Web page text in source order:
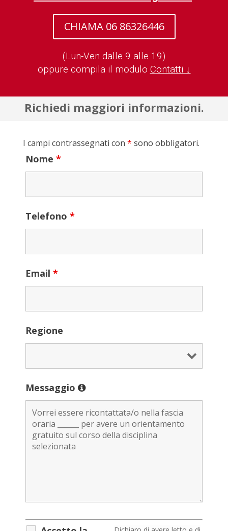
CHIAMA 06 86326446
(Lun-Ven dalle 9 alle 19)
oppure compila il modulo Contatti ↓
Richiedi maggiori informazioni.
I campi contrassegnati con * sono obbligatori.
Nome *
Telefono *
Email *
Regione
Messaggio